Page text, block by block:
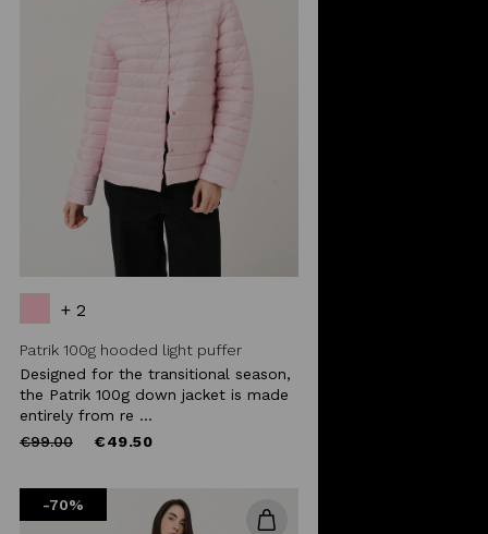
+ 2
Patrik 100g hooded light puffer
Designed for the transitional season,
the Patrik 100g down jacket is made
entirely from re ...
Price
€99.00to €49.50
-70%